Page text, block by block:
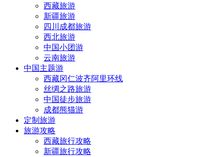
西藏旅游
新疆旅游
四川成都旅游
西北旅游
中国小团游
云南旅游
中国主题游
西藏冈仁波齐阿里环线
丝绸之路旅游
中国徒步旅游
成都熊猫游
定制旅游
旅游攻略
西藏旅行攻略
新疆旅行攻略